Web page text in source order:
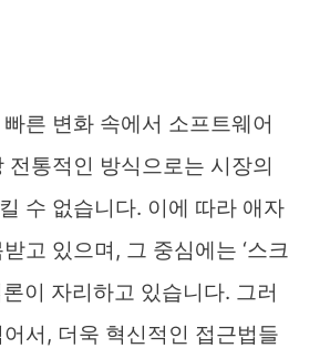
른 변화 속에서 소프트웨어
전통적인 방식으로는 시장의
수 없습니다. 이에 따라 애자
고 있으며, 그 중심에는 ‘스크
론이 자리하고 있습니다. 그러
서, 더욱 혁신적인 접근법들